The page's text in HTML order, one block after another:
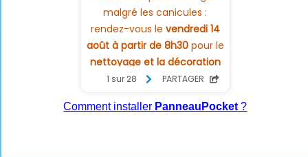
Comment installer PanneauPocket ?